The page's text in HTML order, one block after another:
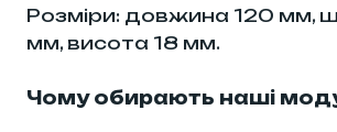
Розміри: довжина 120 мм,
мм, висота 18 мм.
Чому обирають наші